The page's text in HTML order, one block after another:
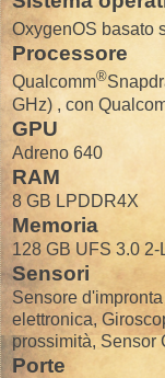
OxygenOS basato
Processore
Qualcomm®
GHz) , con
GPU
Adreno 640
RAM
8 GB LPDDR4X
Memoria
128 GB UFS 3.0 2-
Sensori
Sensore
elettronica,
prossimità, Sensor
Porte